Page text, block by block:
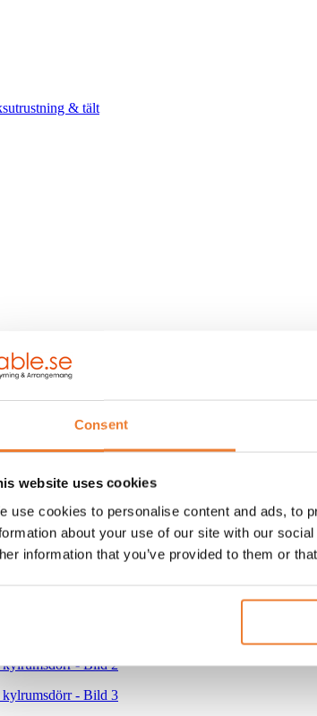
Consent
website uses cookies
use cookies to personalise content and ads, to
about your use of our site with our
information that you’ve provided to them or
& tält
Kylcontainer 20 fot med kylrumsdörr